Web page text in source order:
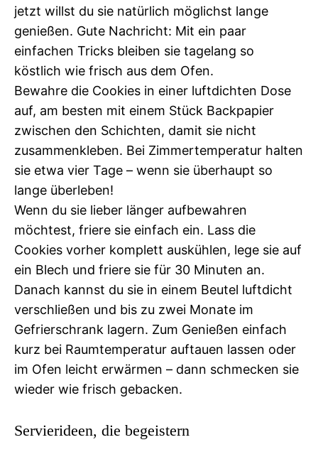
jetzt willst du sie natürlich möglichst lange
genießen. Gute Nachricht: Mit ein paar
einfachen Tricks bleiben sie tagelang so
köstlich wie frisch aus dem Ofen.
Bewahre die Cookies in einer luftdichten Dose
auf, am besten mit einem Stück Backpapier
zwischen den Schichten, damit sie nicht
zusammenkleben. Bei Zimmertemperatur halten
sie etwa vier Tage – wenn sie überhaupt so
lange überleben!
Wenn du sie lieber länger aufbewahren
möchtest, friere sie einfach ein. Lass die
Cookies vorher komplett auskühlen, lege sie auf
ein Blech und friere sie für 30 Minuten an.
Danach kannst du sie in einem Beutel luftdicht
verschließen und bis zu zwei Monate im
Gefrierschrank lagern. Zum Genießen einfach
kurz bei Raumtemperatur auftauen lassen oder
im Ofen leicht erwärmen – dann schmecken sie
wieder wie frisch gebacken.
Servierideen, die begeistern